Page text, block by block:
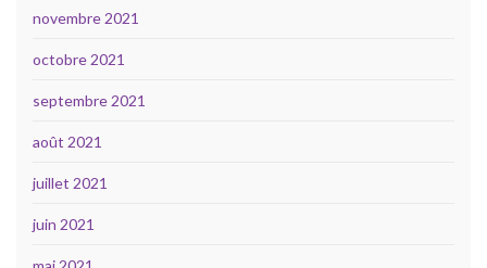
novembre 2021
octobre 2021
septembre 2021
août 2021
juillet 2021
juin 2021